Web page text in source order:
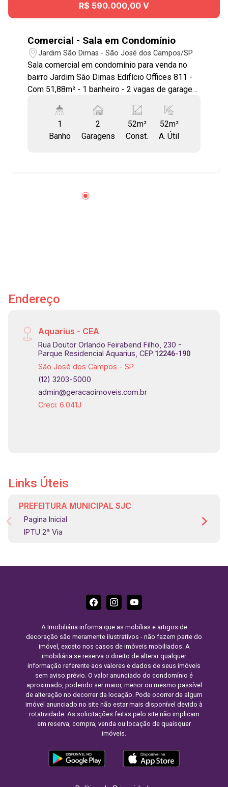
R$ 590.000,00 V
Comercial - Sala em Condomínio
Jardim São Dimas - São José dos Campos/SP
Sala comercial em condomínio para venda no
bairro Jardim São Dimas Edifício Offices 811 -
Com 51,88m² - 1 banheiro - 2 vagas de garagem
sacada e arejada: - Com instalação elétrica
facilitada para Lay-out - local para ar
condicionado e com piso elevado de madeira -
elevadores e banheiro masculino e feminino no
farmácias, restaurantes, bares, agência bancária,
clínicas, academias, fácil acesso à Rodovia
da cidade.
1
Banho
2
Garagens
52m²
Const.
52m²
A. Útil
Endereço
Aquarius - CEA
Rua Doutor Orlando Feirabend Filho, 230 -
Parque Residencial Aquarius, CEP:12246-190
São José dos Campos - SP
(12) 3203-5000
admin@geracaoimoveis.com.br
Creci: 6.041J
Links Úteis
PREFEITURA MUNICIPAL SJC
Pagina Inicial
IPTU 2ª Via
A Imobiliária informa que as mobílias e artigos de
decoração são meramente ilustrativos - não fazem parte do
imóvel, exceto nos casos de imóveis mobiliados. A
imobiliária se reserva o direito de alterar qualquer
informação referente aos valores e dados de seus imóveis
sem aviso prévio. O valor anunciado do condomínio é
aproximado, podendo ser maior, menor ou mesmo passível
de alteração no decorrer da locação. Pode ocorrer de algum
imóvel anunciado no site não estar mais disponível devido à
rotatividade. As solicitações feitas pelo site não implicam
em reserva, compra, venda ou locação de quaisquer
imóveis.